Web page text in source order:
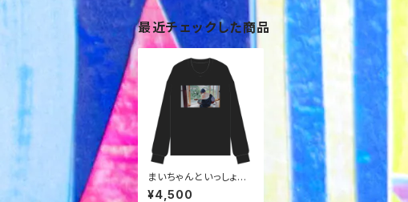
最近チェックした商品
まいちゃんといっしょロ
ンT
¥4,500